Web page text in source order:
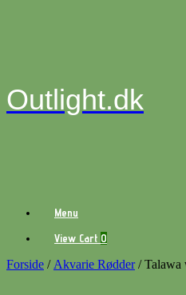
Outlight.dk
Menu
View
cart
View Cart 0
Forside / Akvarie Rødder/ Talawa